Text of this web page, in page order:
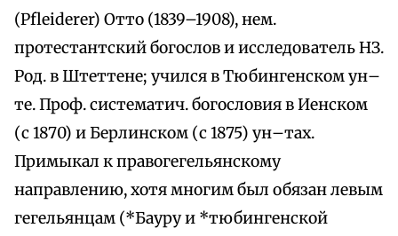
(Pfleiderer) Отто (1839–1908), нем.
протестантский богослов и исследователь НЗ.
Род. в Штеттене; учился в Тюбингенском ун–
те. Проф. систематич. богословия в Иенском
(с 1870) и Берлинском (с 1875) ун–тах.
Примыкал к правогегельянскому
направлению, хотя многим был обязан левым
гегельянцам (*Бауру и *тюбингенской